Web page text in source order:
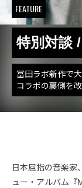
FEATURE
特別対談
冨田ラボ新作で
コラボの裏側を
日本屈指の音楽家
ュー・アルバム『